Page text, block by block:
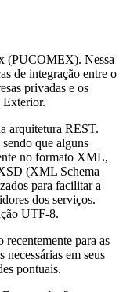
(PUCOMEX). Nessa
de integração entre o
privadas e os
Exterior.
arquitetura REST.
que alguns
no formato XML,
(XML Schema
para facilitar a
dos serviços.
UTF-8.
para as
necessárias em seus
pontuais.